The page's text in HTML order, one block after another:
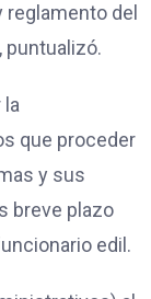
del
puntualizó.
que proceder
y sus
breve plazo
edil.